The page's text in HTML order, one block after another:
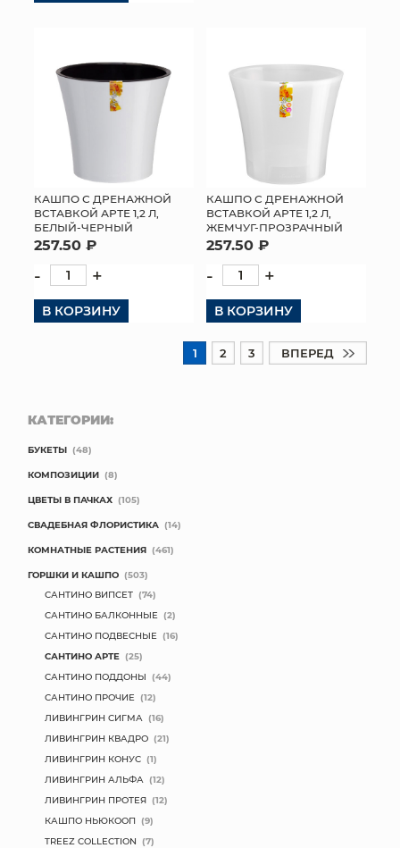
КАШПО С ДРЕНАЖНОЙ
ВСТАВКОЙ АРТЕ 1,2 Л,
БЕЛЫЙ-ЧЕРНЫЙ
257.50 ₽
- +
В КОРЗИНУ
КАШПО С ДРЕНАЖНОЙ
ВСТАВКОЙ АРТЕ 1,2 Л,
ЖЕМЧУГ-ПРОЗРАЧНЫЙ
257.50 ₽
- +
В КОРЗИНУ
1 2 3 ВПЕРЕД
КАТЕГОРИИ:
БУКЕТЫ (48)
КОМПОЗИЦИИ (8)
ЦВЕТЫ В ПАЧКАХ (105)
СВАДЕБНАЯ ФЛОРИСТИКА (14)
КОМНАТНЫЕ РАСТЕНИЯ (461)
ГОРШКИ И КАШПО (503)
САНТИНО ВИПСЕТ (74)
САНТИНО БАЛКОННЫЕ (2)
САНТИНО ПОДВЕСНЫЕ (16)
САНТИНО АРТЕ (25)
САНТИНО ПОДДОНЫ (44)
САНТИНО ПРОЧИЕ (12)
ЛИВИНГРИН СИГМА (16)
ЛИВИНГРИН КВАДРО (21)
ЛИВИНГРИН КОНУС (1)
ЛИВИНГРИН АЛЬФА (12)
ЛИВИНГРИН ПРОТЕЯ (12)
КАШПО НЬЮКООП (9)
TREEZ COLLECTION (7)